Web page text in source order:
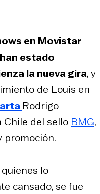
en Movistar
estado
la nueva gira, y
de Louis en
Rodrigo
Chile del sello BMG,
promoción.
lo
cansado, se fue